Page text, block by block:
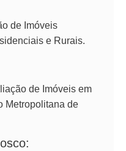
de Imóveis
e Rurais.
de Imóveis em
Metropolitana de